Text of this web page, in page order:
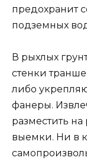
предохранит
подземных
В рыхлых
стенки
либо
фанеры.
разместить на
выемки. Ни в